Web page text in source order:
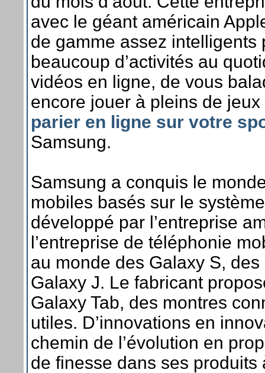
avec le géant américain
de gamme assez
beaucoup d’activités au
vidéos en ligne, de vous
encore jouer à pleins de
parier en ligne sur votre
Samsung.
Samsung a conquis le
mobiles basés sur le
développé par l’entreprise
l’entreprise de téléphonie
au monde des Galaxy S,
Galaxy J. Le fabricant
Galaxy Tab, des montres
utiles. D’innovations en
chemin de l’évolution en
de finesse dans ses